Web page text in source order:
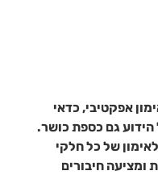
אפקטיבי, כדאי
הידוע גם כספת כושר.
של כל חלקי
ומציעה חיבורים